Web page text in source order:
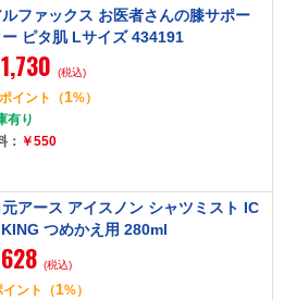
ルファックス お医者さんの膝サポー
ー ピタ肌 Lサイズ 434191
1,730 (税込)
イント （1%）
有り
： ￥550
元アース アイスノン シャツミスト IC
つめかえ用 280ml
628 (税込)
イント （1%）